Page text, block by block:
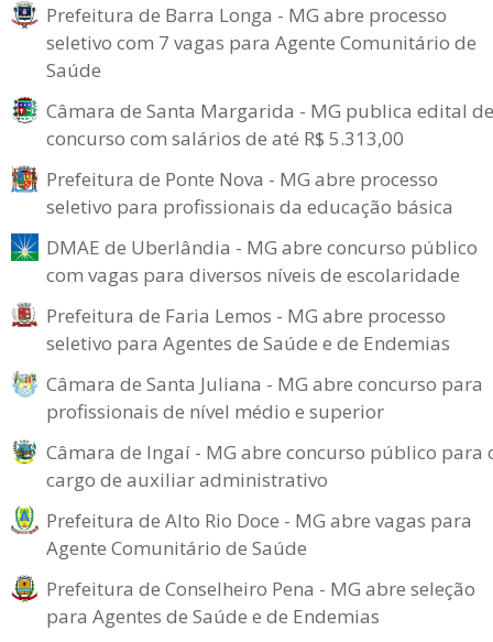
Prefeitura de Barra Longa - MG abre processo
seletivo com 7 vagas para Agente Comunitário de
Saúde
Câmara de Santa Margarida - MG publica edital de
concurso com salários de até R$ 5.313,00
Prefeitura de Ponte Nova - MG abre processo
seletivo para profissionais da educação básica
DMAE de Uberlândia - MG abre concurso público
com vagas para diversos níveis de escolaridade
Prefeitura de Faria Lemos - MG abre processo
seletivo para Agentes de Saúde e de Endemias
Câmara de Santa Juliana - MG abre concurso para
profissionais de nível médio e superior
Câmara de Ingaí - MG abre concurso público para
cargo de auxiliar administrativo
Prefeitura de Alto Rio Doce - MG abre vagas para
Agente Comunitário de Saúde
Prefeitura de Conselheiro Pena - MG abre seleção
para Agentes de Saúde e de Endemias